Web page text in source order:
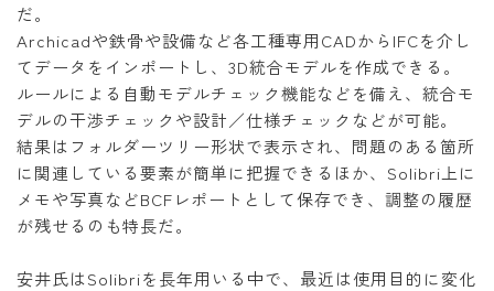
だ。
Archicadや鉄骨や設備など各工種専用CADからIFCを介し
てデータをインポートし、3D統合モデルを作成できる。
ルールによる自動モデルチェック機能などを備え、統合モ
デルの干渉チェックや設計／仕様チェックなどが可能。
結果はフォルダーツリー形状で表示され、問題のある箇所
に関連している要素が簡単に把握できるほか、Solibri上に
メモや写真などBCFレポートとして保存でき、調整の履歴
が残せるのも特長だ。
安井氏はSolibriを長年用いる中で、最近は使用目的に変化